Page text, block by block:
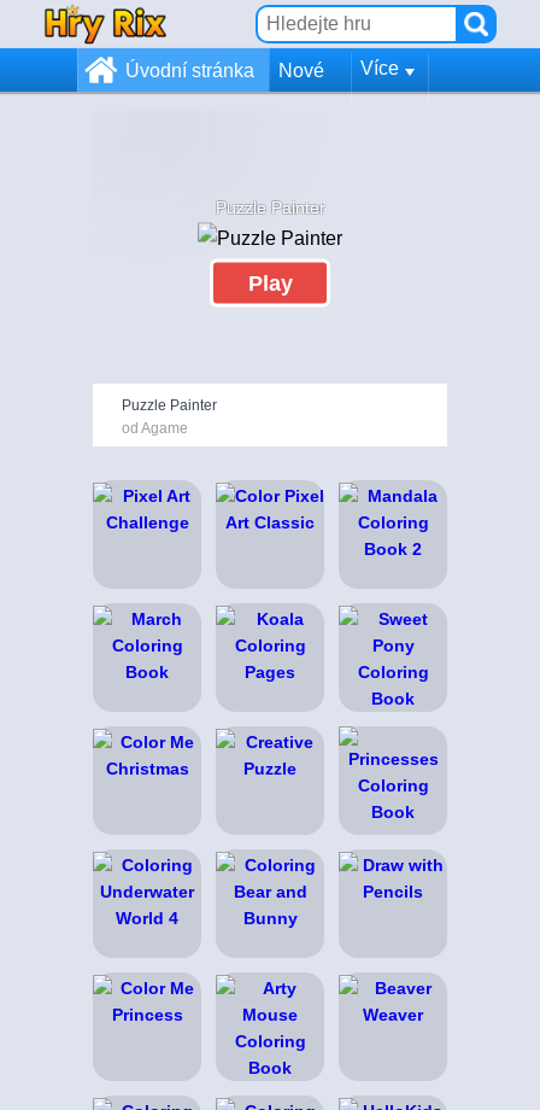
Úvodní stránka Nové Více
Puzzle Painter
Play
Puzzle Painter
od Agame